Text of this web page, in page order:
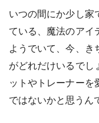
いつの間にか少し家
ている、魔法のアイ
ようでいて、今、き
がどれだけいるでし
ットやトレーナーを
ではないかと思うん